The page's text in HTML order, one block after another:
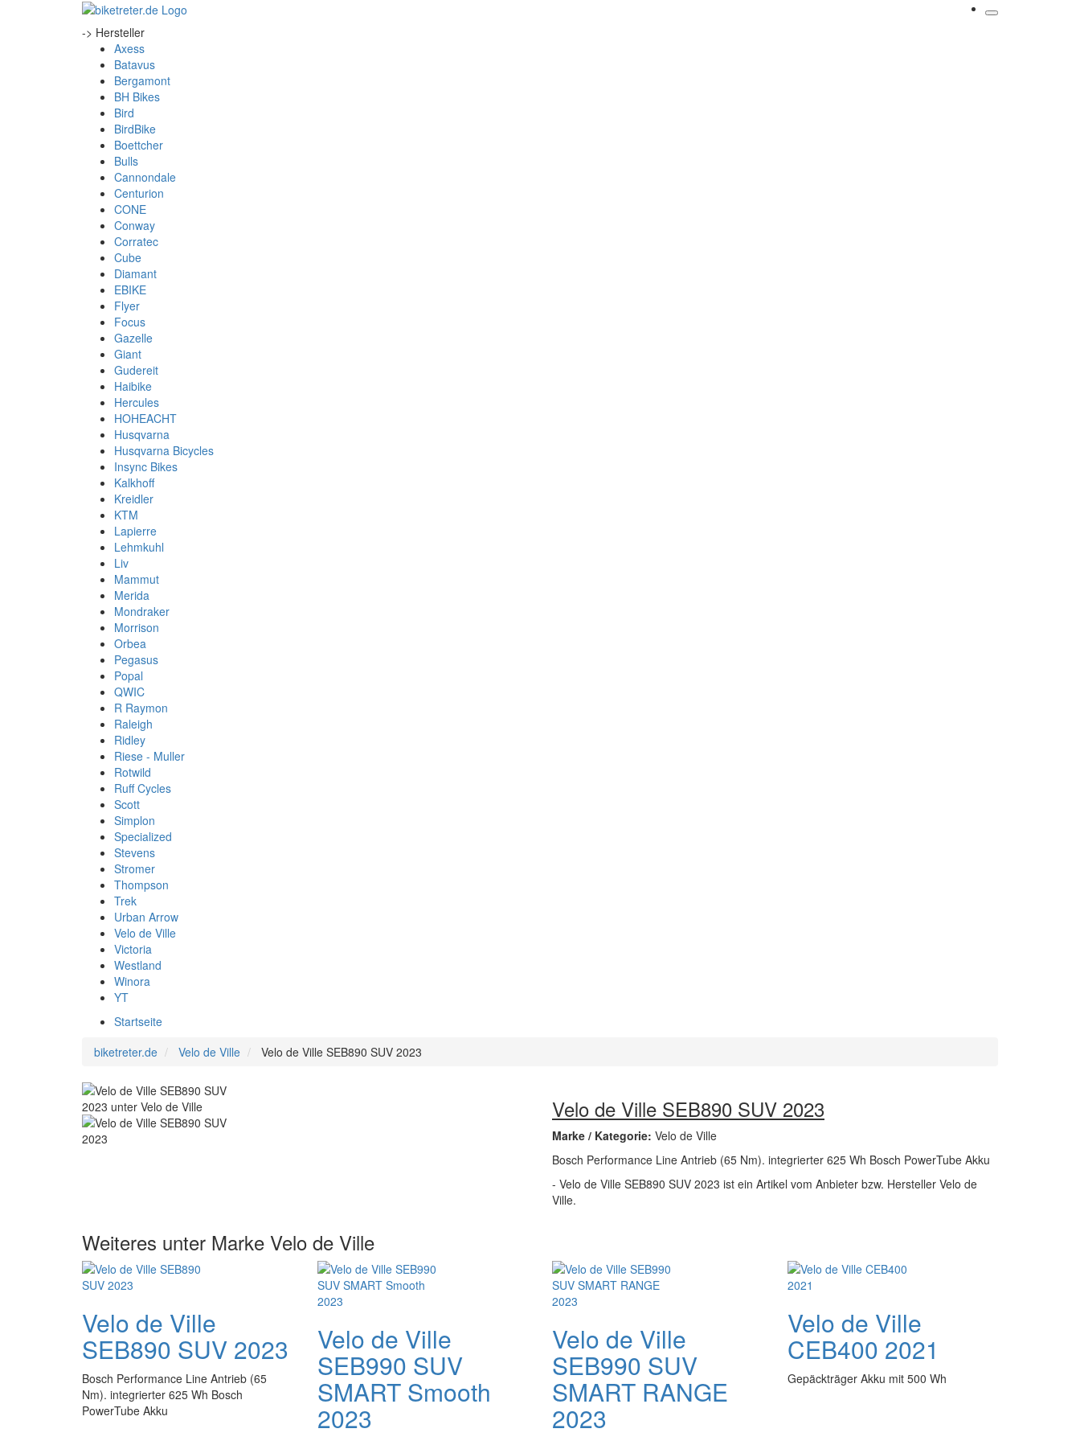
-> Hersteller
Axess
Batavus
Bergamont
BH Bikes
Bird
BirdBike
Boettcher
Bulls
Cannondale
Centurion
CONE
Conway
Corratec
Cube
Diamant
EBIKE
Flyer
Focus
Gazelle
Giant
Gudereit
Haibike
Hercules
HOHEACHT
Husqvarna
Husqvarna Bicycles
Insync Bikes
Kalkhoff
Kreidler
KTM
Lapierre
Lehmkuhl
Liv
Mammut
Merida
Mondraker
Morrison
Orbea
Pegasus
Popal
QWIC
R Raymon
Raleigh
Ridley
Riese - Muller
Rotwild
Ruff Cycles
Scott
Simplon
Specialized
Stevens
Stromer
Thompson
Trek
Urban Arrow
Velo de Ville
Victoria
Westland
Winora
YT
Startseite
biketreter.de
Velo de Ville Velo de Ville SEB890 SUV 2023
Velo de Ville SEB890 SUV 2023
Marke / Kategorie: Velo de Ville
Bosch Performance Line Antrieb (65 Nm). integrierter 625 Wh Bosch PowerTube Akku
- Velo de Ville SEB890 SUV 2023 ist ein Artikel vom Anbieter bzw. Hersteller Velo de
Ville.
Weiteres unter Marke Velo de Ville
Velo de Ville
SEB890 SUV 2023
Bosch Performance Line Antrieb (65
Nm). integrierter 625 Wh Bosch
PowerTube Akku
Velo de Ville
SEB990 SUV
SMART Smooth
2023
Velo de Ville
SEB990 SUV
SMART RANGE
2023
Velo de Ville
CEB400 2021
Gepäckträger Akku mit 500 Wh